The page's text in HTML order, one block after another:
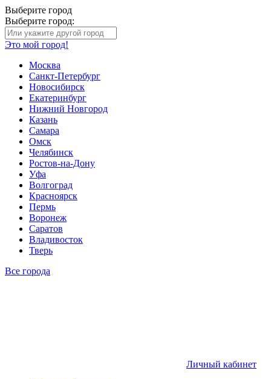
Выберите город
Выберите город:
Это мой город!
Москва
Санкт-Петербург
Новосибирск
Екатеринбург
Нижний Новгород
Казань
Самара
Омск
Челябинск
Ростов-на-Дону
Уфа
Волгоград
Красноярск
Пермь
Воронеж
Саратов
Владивосток
Тверь
Все города
Личный кабинет